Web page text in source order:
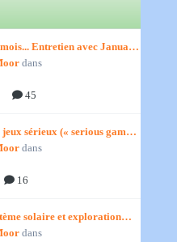
Entretien avec January,
dans
45
jeux sérieux (« serious games
dans
16
solaire et exploration
dans